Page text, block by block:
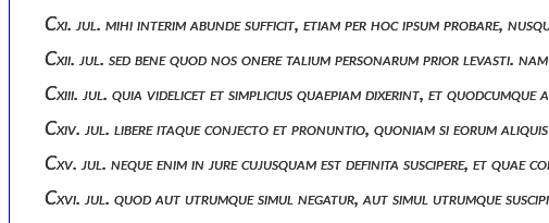
Cxi. jul. mihi interim abunde sufficit, etiam per hoc ipsum probare,
Cxii. jul. sed bene quod nos onere talium personarum prior levasti.
Cxiii. jul. quia videlicet et simplicius quaepiam dixerint, et
Cxiv. jul. libere itaque conjecto et pronuntio, quoniam si eorum aliquis
Cxv. jul. neque enim in jure cujusquam est definita suscipere, et
Cxvi. jul. quod aut utrumque simul negatur, aut simul utrumque